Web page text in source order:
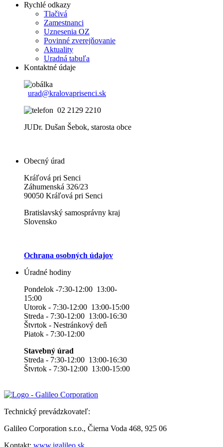
Rychlé odkazy
Tlačivá
Zamestnanci
Uznesenia OZ
Povinné zverejňovanie
Aktuality
Uradná tabuľa
Kontaktné údaje
urad@kralovaprisenci.sk
02 2129 2210
JUDr. Dušan Šebok, starosta obce
Obecný úrad
Kráľová pri Senci
Záhumenská 326/23
90050 Kráľová pri Senci
Bratislavský samosprávny kraj
Slovensko
Ochrana osobných údajov
Úradné hodiny
Pondelok -7:30-12:00 13:00-
15:00
Utorok - 7:30-12:00 13:00-15:00
Streda - 7:30-12:00 13:00-16:30
Štvrtok - Nestránkový deň
Piatok - 7:30-12:00
Stavebný úrad
Streda - 7:30-12:00 13:00-16:30
Štvrtok - 7:30-12:00 13:00-15:00
Technický prevádzkovateľ:
Galileo Corporation s.r.o., Čierna Voda 468, 925 06